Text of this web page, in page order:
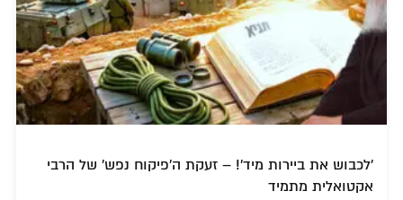
'לכבוש את ביירות מיד'! – זעקת ה'פיקוח נפש' של הרבי
אקטואלית מתמיד